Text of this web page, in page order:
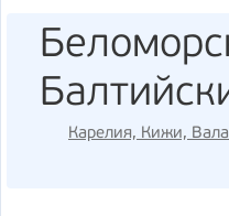
Карелия, Кижи,